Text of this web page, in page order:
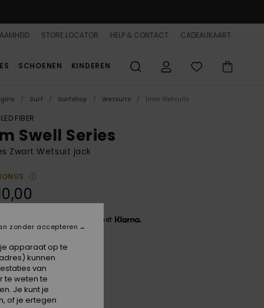
STORE LOCATOR HELP & CONTACT CADEAUKAART
SCHOENEN KINDEREN
Surf Surfshop Wetsuits 1mm Wetsuits
FIBER
Swell Series
Zwart Wetsuit jack
3 x € 36,67, zonder rente met
apparaat op te
kunnen
van
te weten te
Je kunt je
of je ertegen
zonder accepteren